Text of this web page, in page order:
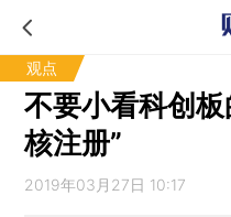
观点
不要小看科创
核注册”
2019年03月27日 10:17